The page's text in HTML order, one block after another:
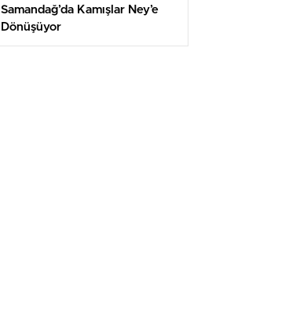
yayımladı
Samandağ’da Kamışlar Ney’e
Dönüşüyor